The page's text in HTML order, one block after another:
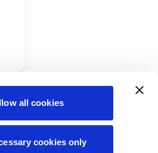
all cookies
cookies only